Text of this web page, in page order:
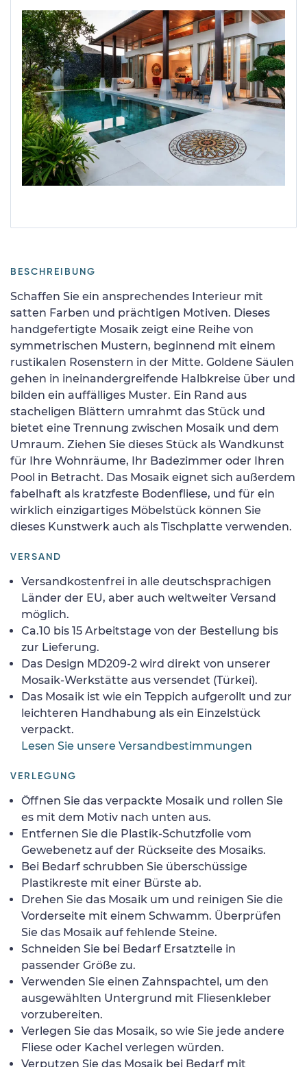
BESCHREIBUNG
Schaffen Sie ein ansprechendes Interieur mit
satten Farben und prächtigen Motiven. Dieses
handgefertigte Mosaik zeigt eine Reihe von
symmetrischen Mustern, beginnend mit einem
rustikalen Rosenstern in der Mitte. Goldene Säulen
gehen in ineinandergreifende Halbkreise über und
bilden ein auffälliges Muster. Ein Rand aus
stacheligen Blättern umrahmt das Stück und
bietet eine Trennung zwischen Mosaik und dem
Umraum. Ziehen Sie dieses Stück als Wandkunst
für Ihre Wohnräume, Ihr Badezimmer oder Ihren
Pool in Betracht. Das Mosaik eignet sich außerdem
fabelhaft als kratzfeste Bodenfliese, und für ein
wirklich einzigartiges Möbelstück können Sie
dieses Kunstwerk auch als Tischplatte verwenden.
VERSAND
Versandkostenfrei in alle deutschsprachigen
Länder der EU, aber auch weltweiter Versand
möglich.
Ca.10 bis 15 Arbeitstage von der Bestellung bis
zur Lieferung.
Das Design MD209-2 wird direkt von unserer
Mosaik-Werkstätte aus versendet (Türkei).
Das Mosaik ist wie ein Teppich aufgerollt und zur
leichteren Handhabung als ein Einzelstück
verpackt.
Lesen Sie unsere Versandbestimmungen
VERLEGUNG
Öffnen Sie das verpackte Mosaik und rollen Sie
es mit dem Motiv nach unten aus.
Entfernen Sie die Plastik-Schutzfolie vom
Gewebenetz auf der Rückseite des Mosaiks.
Bei Bedarf schrubben Sie überschüssige
Plastikreste mit einer Bürste ab.
Drehen Sie das Mosaik um und reinigen Sie die
Vorderseite mit einem Schwamm. Überprüfen
Sie das Mosaik auf fehlende Steine.
Schneiden Sie bei Bedarf Ersatzteile in
passender Größe zu.
Verwenden Sie einen Zahnspachtel, um den
ausgewählten Untergrund mit Fliesenkleber
vorzubereiten.
Verlegen Sie das Mosaik, so wie Sie jede andere
Fliese oder Kachel verlegen würden.
Verputzen Sie das Mosaik bei Bedarf mit